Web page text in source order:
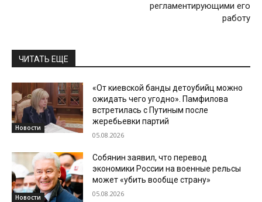
регламентирующими его
работу
ЧИТАТЬ ЕЩЕ
Новости
«От киевской банды детоубийц можно
ожидать чего угодно». Памфилова
встретилась с Путиным после
жеребьевки партий
05.08.2026
Новости
Собянин заявил, что перевод
экономики России на военные рельсы
может «убить вообще страну»
05.08.2026